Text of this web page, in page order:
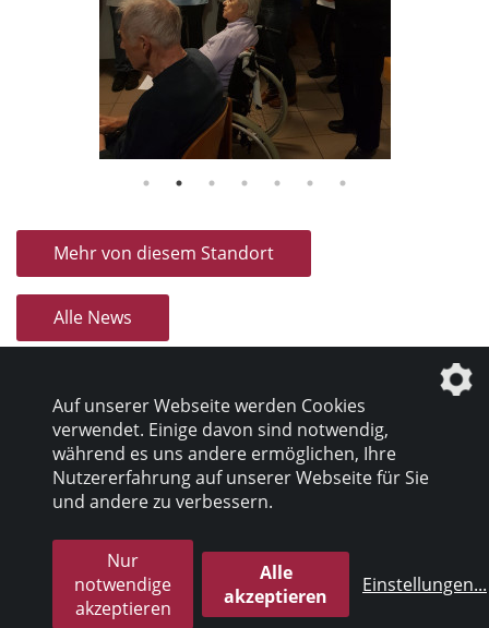
Mehr von diesem Standort
Alle News
© 2026 inter pares Sozialholding GmbH
Datenschutz|Impressum
die profilschmiede - Internetagentur
Auf unserer Webseite werden Cookies
verwendet. Einige davon sind notwendig,
während es uns andere ermöglichen, Ihre
Nutzererfahrung auf unserer Webseite für Sie
und andere zu verbessern.
Nur
notwendige
akzeptieren
Alle
akzeptieren
Einstellungen...